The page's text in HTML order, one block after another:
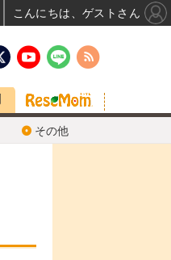
その他
こんにちは、ゲストさん